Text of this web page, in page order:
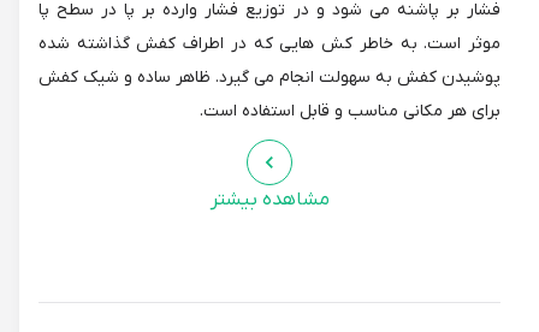
فشار بر پاشنه می شود و در توزیع فشار وارده بر پا در سطح پا
موثر است. به خاطر کش هایی که در اطراف کفش گذاشته شده
پوشیدن کفش به سهولت انجام می گیرد. ظاهر ساده و شیک کفش
برای هر مکانی مناسب و قابل استفاده است.
مشاهده بیشتر